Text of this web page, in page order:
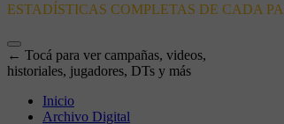
ESTADÍSTICAS COMPLETAS DE CADA
← Tocá para ver campañas, videos,
historiales, jugadores, DTs y más
Inicio
Archivo Digital